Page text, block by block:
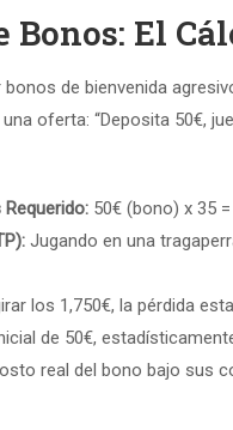
Bonos: El
de bienvenida
oferta: “Deposita 50€,
50€ (bono) x 35 =
Jugando en una
los 1,750€, la pérdida
de 50€,
real del bono bajo sus